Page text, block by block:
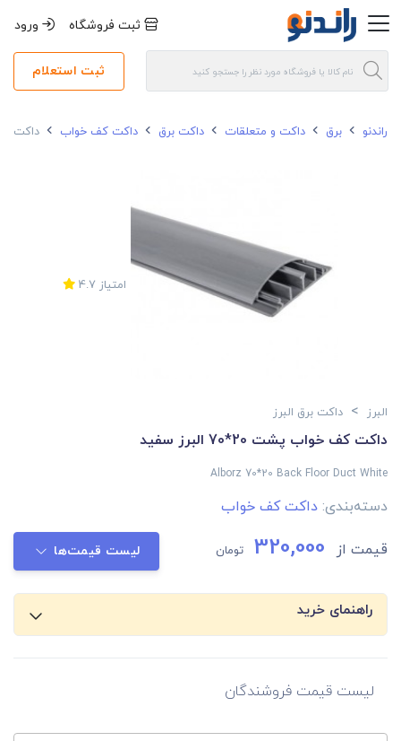
ثبت فروشگاه ورود
ثبت استعلام
راندنو برق داکت و متعلقات داکت برق داکت کف خواب داکت کف
امتیاز 4.7
البرز > داکت برق البرز
داکت کف خواب پشت 20*70 البرز سفید
Alborz 70*20 Back Floor Duct White
دسته‌بندی: داکت کف خواب
قیمت از 320,000 تومان لیست قیمت‌ها
راهنمای خرید
لیست قیمت فروشندگان